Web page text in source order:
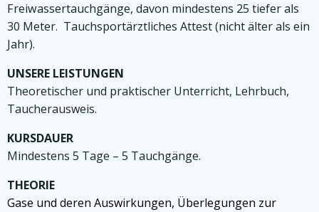
Freiwassertauchgänge, davon mindestens 25 tiefer als
30 Meter. Tauchsportärztliches Attest (nicht älter als ein
Jahr).
UNSERE LEISTUNGEN
Theoretischer und praktischer Unterricht, Lehrbuch,
Taucherausweis.
KURSDAUER
Mindestens 5 Tage – 5 Tauchgänge.
THEORIE
Gase und deren Auswirkungen, Überlegungen zur